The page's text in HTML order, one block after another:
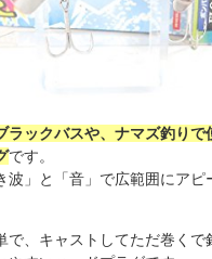
ラックバスや、ナマズ釣りで
です。
波」と「音」で広範囲にアピ
で、キャストしてただ巻くで